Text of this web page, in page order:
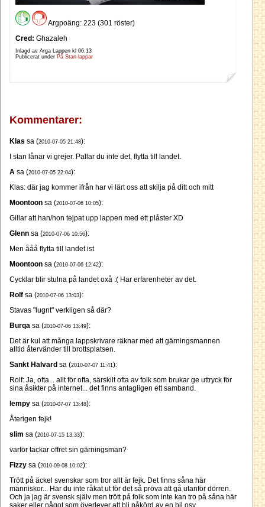
Argpoäng: 223 (301 röster)
Cred: Ghazaleh
Inlagd av Arga Lappen kl 06:13
Publicerat under På Stan-lappar
Kommentarer:
Klas sa (2010-07-05 21:48):
I stan lånar vi grejer. Pallar du inte det, flytta till landet.
A sa (2010-07-05 22:04):
Klas: där jag kommer ifrån har vi lärt oss att skilja på ditt och mitt
Moontoon sa (2010-07-06 10:05):
Gillar att han/hon tejpat upp lappen med ett plåster XD
Glenn sa (2010-07-06 10:56):
Men ååå flytta till landet ist
Moontoon sa (2010-07-06 12:42):
Cycklar blir stulna på landet oxå :( Har erfarenheter av det.
Rolf sa (2010-07-06 13:03):
Stavas "lugnt" verkligen så där?
Burqa sa (2010-07-06 13:49):
Det är kul att många lappskrivare räknar med att gärningsmannen
alltid återvänder till brottsplatsen.
Sankt Halvard sa (2010-07-07 11:41):
Rolf: Ja, ofta... allt för ofta, särskilt ofta av folk som brukar ge uttryck för
sina åsikter på internet... det finns antagligen ett samband.
lempy sa (2010-07-07 13:48):
Återigen fejk!
slim sa (2010-07-15 13:33):
varför tackar offret sin gärningsman?
Fizzy sa (2010-09-08 10:02):
Trött på äckel svenskar som tror allt är fejk. Det finns såna här
människor... Har du inte råkat ut för det så pröva att gå utanför dörren.
Och ja jag är svensk själv men trött på folk som inte kan tro på såna här